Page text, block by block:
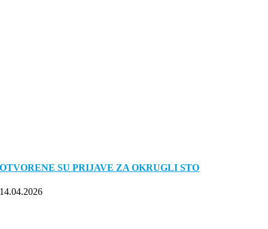
OTVORENE SU PRIJAVE ZA OKRUGLI STO
14.04.2026